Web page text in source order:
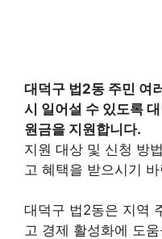
대덕구 법2동 주민 여
시 일어설 수 있도록
원금을 지원합니다.
지원 대상 및 신청 방
고 혜택을 받으시기
대덕구 법2동은 지역
고 경제 활성화에 도